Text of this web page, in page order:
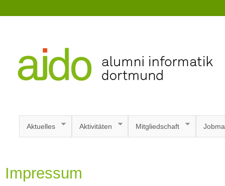
Aktuelles Aktivitäten Mitgliedschaft
Impressum